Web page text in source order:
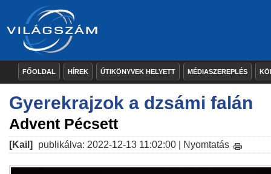
FŐOLDAL HÍREK ÚTIKÖNYVEK HELYETT MÉDIASZEREPLÉS
Gyerekrajzok a dzsámi falán
Advent Pécsett
[Kail] publikálva: 2022-12-13 11:02:00 | Nyomtatás